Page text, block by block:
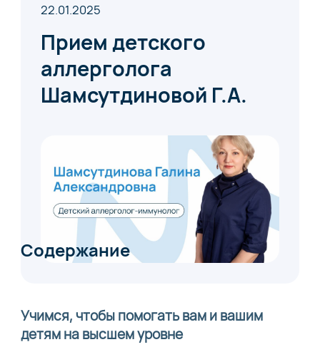
22.01.2025
Прием детского
аллерголога
Шамсутдиновой Г.А.
Содержание
Учимся, чтобы помогать вам и вашим
детям на высшем уровне